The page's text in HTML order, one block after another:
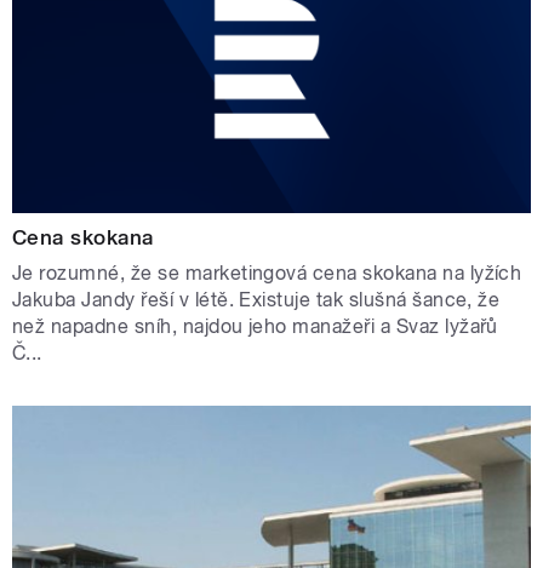
Cena skokana
Je rozumné, že se marketingová cena skokana na lyžích
Jakuba Jandy řeší v létě. Existuje tak slušná šance, že
než napadne sníh, najdou jeho manažeři a Svaz lyžařů
Č...